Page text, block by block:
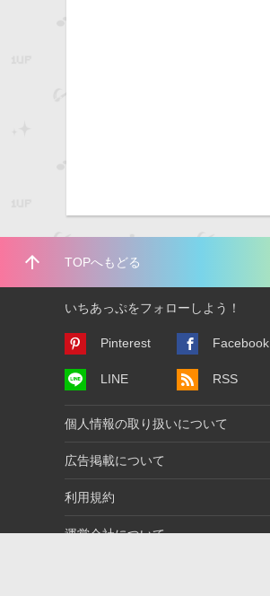
arrow_upward TOPへもどる
いちあっぷをフォローしよう！
Pinterest Facebook
LINE RSS
個人情報の取り扱いについて
広告掲載について
利用規約
運営会社について